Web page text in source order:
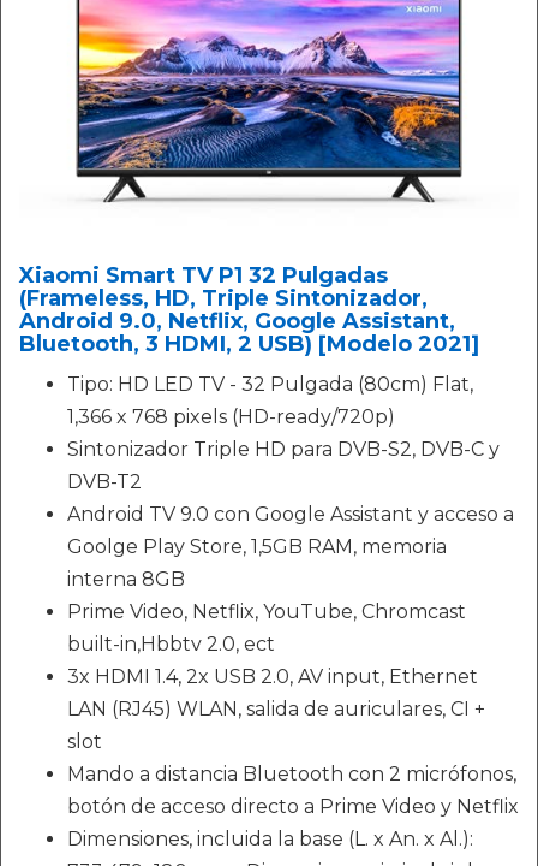
Xiaomi Smart TV P1 32 Pulgadas
(Frameless, HD, Triple Sintonizador,
Android 9.0, Netflix, Google Assistant,
Bluetooth, 3 HDMI, 2 USB) [Modelo 2021]
Tipo: HD LED TV - 32 Pulgada (80cm) Flat,
1,366 x 768 pixels (HD-ready/720p)
Sintonizador Triple HD para DVB-S2, DVB-C y
DVB-T2
Android TV 9.0 con Google Assistant y acceso a
Goolge Play Store, 1,5GB RAM, memoria
interna 8GB
Prime Video, Netflix, YouTube, Chromcast
built-in,Hbbtv 2.0, ect
3x HDMI 1.4, 2x USB 2.0, AV input, Ethernet
LAN (RJ45) WLAN, salida de auriculares, CI +
slot
Mando a distancia Bluetooth con 2 micrófonos,
botón de acceso directo a Prime Video y Netflix
Dimensiones, incluida la base (L. x An. x Al.):